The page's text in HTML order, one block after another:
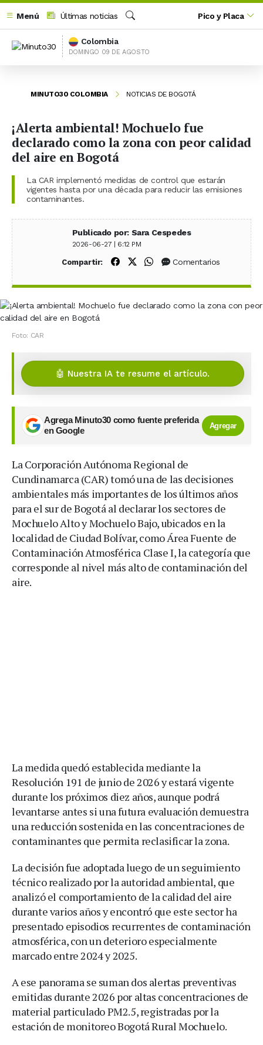
Menú
Últimas noticias
Buscar
Pico y Placa
Colombia
DOMINGO 09 DE AGOSTO
MINUTO30 COLOMBIA NOTICIAS DE BOGOTÁ
¡Alerta ambiental! Mochuelo fue
declarado como la zona con peor calidad
del aire en Bogotá
La CAR implementó medidas de control que estarán
vigentes hasta por una década para reducir las emisiones
contaminantes.
Publicado por: Sara Cespedes
2026-06-27 | 6:12 PM
Compartir: Compartir en Facebook
Compartir en X (Twitter)
Compartir en WhatsApp
Comentarios
Foto: CAR
🤖 Nuestra IA te resume el artículo.
Agrega Minuto30 como fuente preferida
en Google
Agregar
La Corporación Autónoma Regional de
Cundinamarca (CAR) tomó una de las decisiones
ambientales más importantes de los últimos años
para el sur de Bogotá al declarar los sectores de
Mochuelo Alto y Mochuelo Bajo, ubicados en la
localidad de Ciudad Bolívar, como Área Fuente de
Contaminación Atmosférica Clase I, la categoría que
corresponde al nivel más alto de contaminación del
aire.
La medida quedó establecida mediante la
Resolución 191 de junio de 2026 y estará vigente
durante los próximos diez años, aunque podrá
levantarse antes si una futura evaluación demuestra
una reducción sostenida en las concentraciones de
contaminantes que permita reclasificar la zona.
La decisión fue adoptada luego de un seguimiento
técnico realizado por la autoridad ambiental, que
analizó el comportamiento de la calidad del aire
durante varios años y encontró que este sector ha
presentado episodios recurrentes de contaminación
atmosférica, con un deterioro especialmente
marcado entre 2024 y 2025.
A ese panorama se suman dos alertas preventivas
emitidas durante 2026 por altas concentraciones de
material particulado PM2.5, registradas por la
estación de monitoreo Bogotá Rural Mochuelo.